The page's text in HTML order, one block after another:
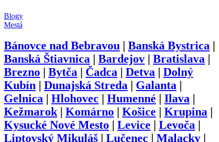
Blogy
Mestá
Bánovce nad Bebravou | Banská Bystrica |
Banská Štiavnica | Bardejov | Bratislava |
Brezno | Bytča | Čadca | Detva | Dolný
Kubín | Dunajská Streda | Galanta |
Gelnica | Hlohovec | Humenné | Ilava |
Kežmarok | Komárno | Košice | Krupina |
Kysucké Nové Mesto | Levice | Levoča |
Liptovský Mikuláš | Lučenec | Malacky |